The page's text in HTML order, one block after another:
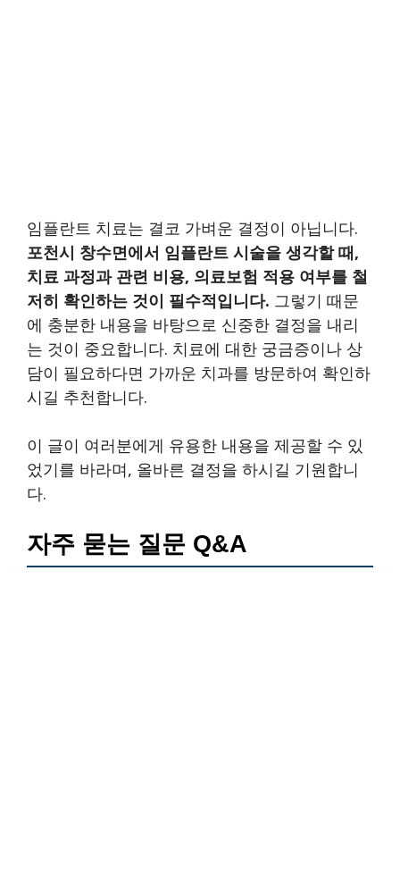
임플란트 치료는 결코 가벼운 결정이 아닙니다.
포천시 창수면에서 임플란트 시술을 생각할 때,
치료 과정과 관련 비용, 의료보험 적용 여부를 철
저히 확인하는 것이 필수적입니다. 그렇기 때문
에 충분한 내용을 바탕으로 신중한 결정을 내리
는 것이 중요합니다. 치료에 대한 궁금증이나 상
담이 필요하다면 가까운 치과를 방문하여 확인하
시길 추천합니다.
이 글이 여러분에게 유용한 내용을 제공할 수 있
었기를 바라며, 올바른 결정을 하시길 기원합니
다.
자주 묻는 질문 Q&A